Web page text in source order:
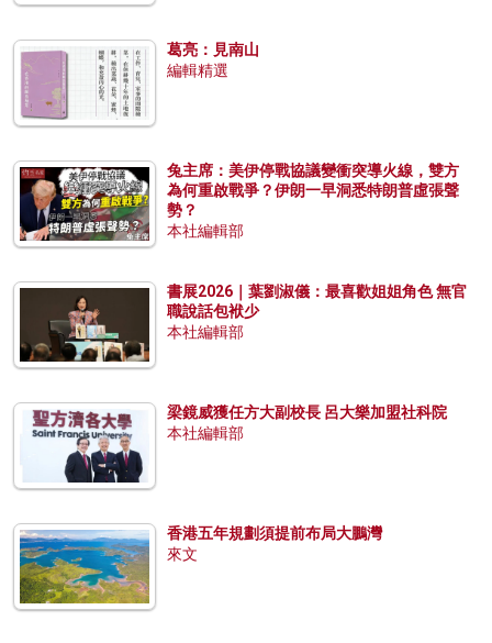
葛亮：見南山
編輯精選
兔主席：美伊停戰協議變衝突導火線，雙方
為何重啟戰爭？伊朗一早洞悉特朗普虛張聲
勢？
本社編輯部
書展2026｜葉劉淑儀：最喜歡姐姐角色 無官
職說話包袱少
本社編輯部
梁鏡威獲任方大副校長 呂大樂加盟社科院
本社編輯部
香港五年規劃須提前布局大鵬灣
來文